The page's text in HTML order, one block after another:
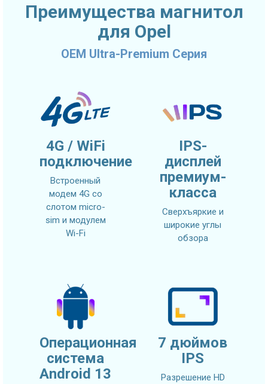
Преимущества магнитол
для Opel
OEM Ultra-Premium Серия
4G / WiFi
подключение
Встроенный
модем 4G со
слотом micro-
sim и модулем
Wi-Fi
IPS-
дисплей
премиум-
класса
Сверхъяркие и
широкие углы
обзора
Операционная
система
Android 13
7 дюймов
IPS
Разрешение HD